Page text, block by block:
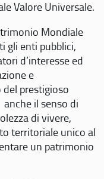
Valore Universale.
Mondiale
gli enti pubblici,
d’interesse ed
e
del prestigioso
il senso di
di vivere,
territoriale unico al
un patrimonio